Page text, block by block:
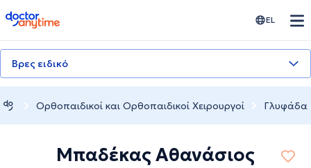
doctoranytime EL
Βρες ειδικό
Ορθοπαιδικοί και Ορθοπαιδικοί Χειρουργοί Γλυφάδα
Μπαδέκας Αθανάσιος